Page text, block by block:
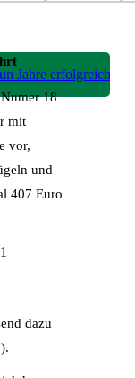
Jahre erfolgreich!
18
mit
vor,
und
407 Euro
dazu